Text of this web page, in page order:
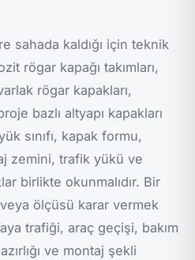
sahada kaldığı için teknik
rögar kapağı takımları,
rögar kapakları,
bazlı altyapı kapakları
sınıfı, kapak formu,
zemini, trafik yükü ve
birlikte okunmalıdır. Bir
ölçüsü karar vermek
trafiği, araç geçişi, bakım
ve montaj şekli